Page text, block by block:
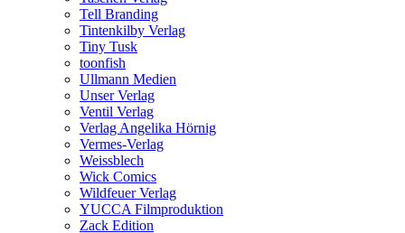
Tell Branding
Tintenkilby Verlag
Tiny Tusk
toonfish
Ullmann Medien
Unser Verlag
Ventil Verlag
Verlag Angelika Hörnig
Vermes-Verlag
Weissblech
Wick Comics
Wildfeuer Verlag
YUCCA Filmproduktion
Zack Edition